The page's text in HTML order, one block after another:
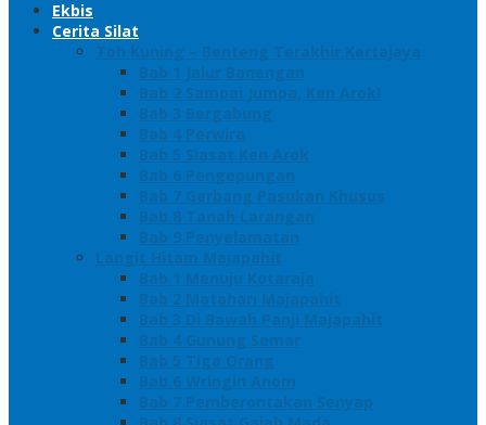
Ekbis
Cerita Silat
Toh Kuning – Benteng Terakhir Kertajaya
Bab 1 Jalur Banengan
Bab 2 Sampai Jumpa, Ken Arok!
Bab 3 Bergabung
Bab 4 Perwira
Bab 5 Siasat Ken Arok
Bab 6 Pengepungan
Bab 7 Gerbang Pasukan Khusus
Bab 8 Tanah Larangan
Bab 9 Penyelamatan
Langit Hitam Majapahit
Bab 1 Menuju Kotaraja
Bab 2 Matahari Majapahit
Bab 3 Di Bawah Panji Majapahit
Bab 4 Gunung Semar
Bab 5 Tiga Orang
Bab 6 Wringin Anom
Bab 7 Pemberontakan Senyap